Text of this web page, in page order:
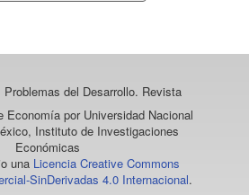
Problemas del Desarrollo. Revista
Economía por Universidad Nacional
Instituto de Investigaciones
Económicas
una Licencia Creative Commons
SinDerivadas 4.0 Internacional.